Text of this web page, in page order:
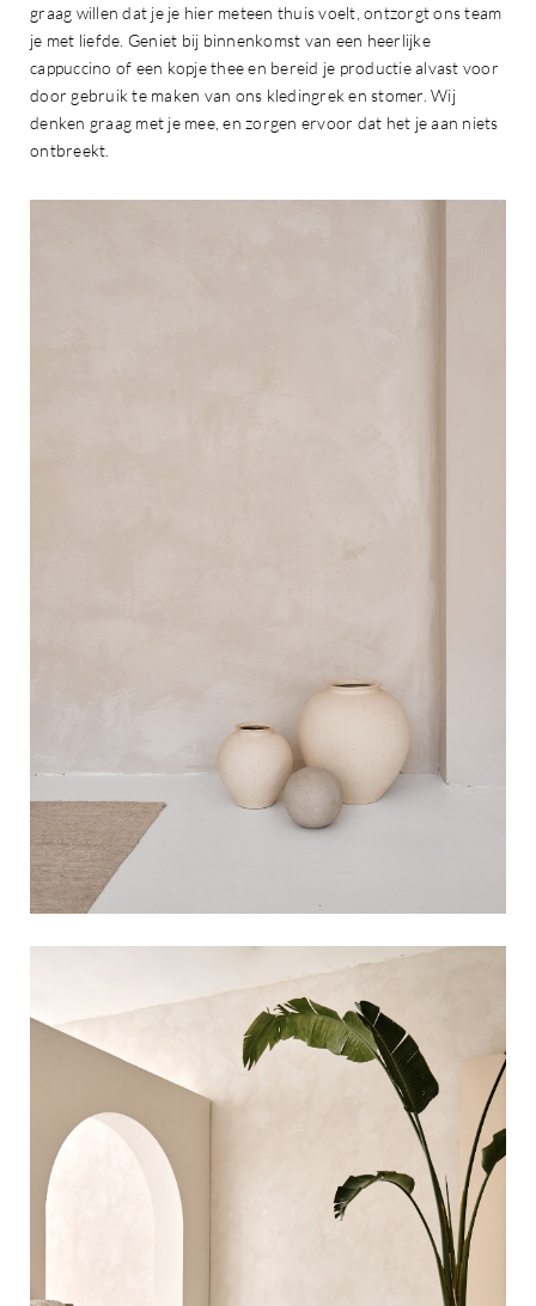
graag willen dat je je hier meteen thuis voelt, ontzorgt ons team
je met liefde. Geniet bij binnenkomst van een heerlijke
cappuccino of een kopje thee en bereid je productie alvast voor
door gebruik te maken van ons kledingrek en stomer. Wij
denken graag met je mee, en zorgen ervoor dat het je aan niets
ontbreekt.